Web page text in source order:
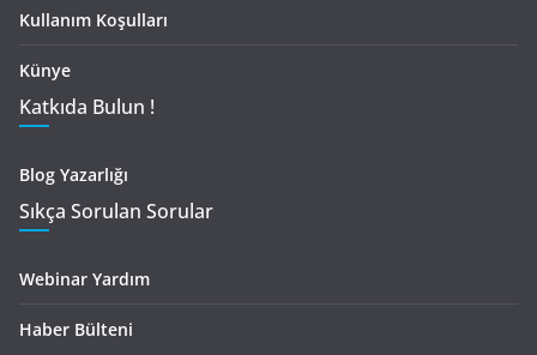
Kullanım Koşulları
Künye
Katkıda Bulun !
Blog Yazarlığı
Sıkça Sorulan Sorular
Webinar Yardım
Haber Bülteni